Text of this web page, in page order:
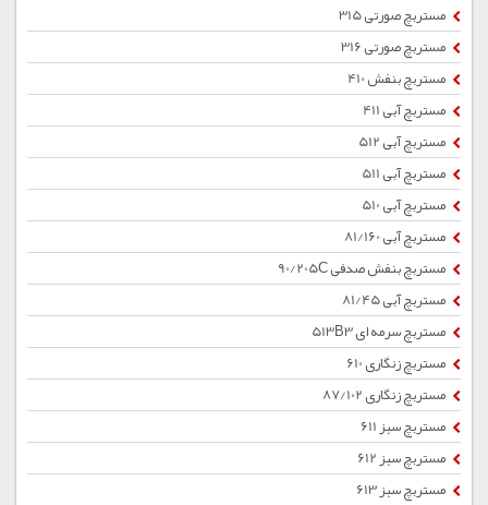
مستربچ صورتی 315
مستربچ صورتی 316
مستربچ بنفش 410
مستربچ آبی 411
مستربچ آبی 512
مستربچ آبی 511
مستربچ آبی 510
مستربچ آبی 81/160
مستربچ بنفش صدفی 90/205C
مستربچ آبی 81/45
مستربچ سرمه ای 513B3
مستربچ زنگاری 610
مستربچ زنگاری 87/102
مستربچ سبز 611
مستربچ سبز 612
مستربچ سبز 613